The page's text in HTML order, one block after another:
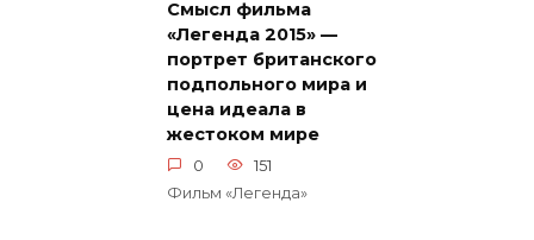
Смысл фильма
«Легенда 2015» —
портрет британского
подпольного мира и
цена идеала в
жестоком мире
0
151
Фильм «Легенда»